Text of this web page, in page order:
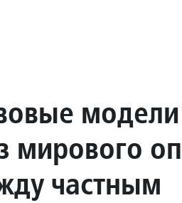
модели
мирового
частным